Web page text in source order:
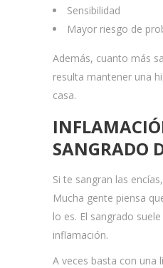
Sensibilidad
Mayor riesgo de
Además, cuanto más
resulta mantener una
casa.
SANGRADO
Si te sangran las
Mucha gente piensa
lo es. El sangrado
inflamación.
A veces basta con una